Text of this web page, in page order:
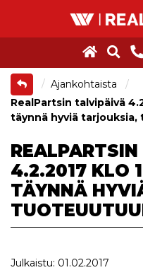
Ajankohtaista
RealPartsin talvipäivä
täynnä hyviä
4.2.2017 KLO
TÄYNNÄ
Julkaistu: 01.02.2017